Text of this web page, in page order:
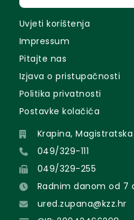
Uvjeti korištenja
Impressum
Pitajte nas
Izjava o pristupačnosti
Politika privatnosti
Postavke kolačića
Krapina, Magistratska
049/329-111
049/329-255
Radnim danom od 7
ured.zupana@kzz.hr